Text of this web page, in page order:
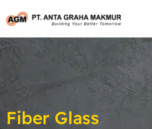
To
Fiber Glass